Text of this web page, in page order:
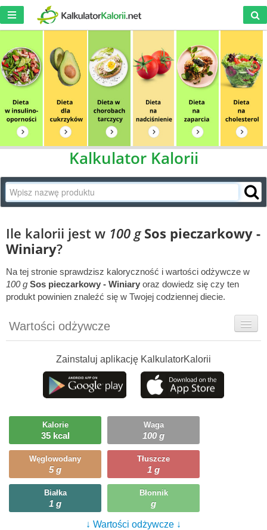
Kalkulator Kalorii
Ile kalorii jest w 100 g Sos pieczarkowy -
Winiary?
Na tej stronie sprawdzisz kaloryczność i wartości odżywcze w
100 g Sos pieczarkowy - Winiary oraz dowiedz się czy ten
produkt powinien znaleźć się w Twojej codziennej diecie.
Wartości odżywcze
Ciekawostki
Ile możesz zjeść?
Zainstaluj aplikację KalkulatorKalorii
Kalorie
35 kcal
Waga
100 g
Węglowodany
5 g
Tłuszcze
1 g
Białka
1 g
Błonnik
g
↓ Wartości odżywcze ↓